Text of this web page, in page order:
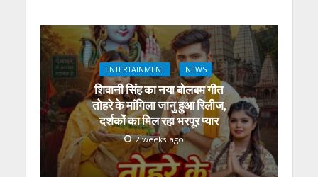
ENTERTAINMENT NEWS
शिवानी सिंह का नया बोलबम गीत
तोहरे के मांगिला जानु हुआ रिलीज,
दर्शकों का मिल रहा भरपूर प्यार
2 weeks ago